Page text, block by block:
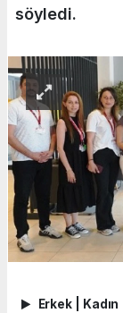
söyledi.
Erkek Kadın